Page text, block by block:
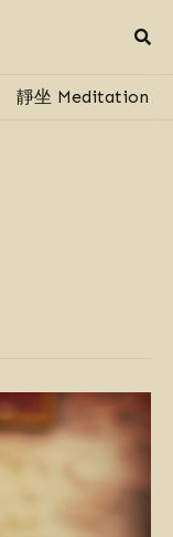
靜坐 Meditation